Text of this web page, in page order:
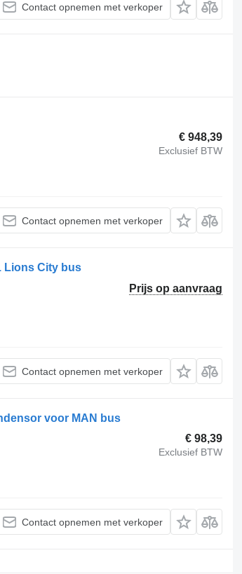
Contact opnemen met verkoper
€ 948,39
Exclusief BTW
Contact opnemen met verkoper
Lions City bus
Prijs op aanvraag
Contact opnemen met verkoper
voor MAN bus
€ 98,39
Exclusief BTW
Contact opnemen met verkoper